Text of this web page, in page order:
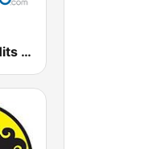
Adult Hits - Hits Radio